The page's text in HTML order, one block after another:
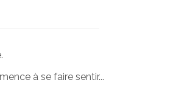
à se faire sentir...